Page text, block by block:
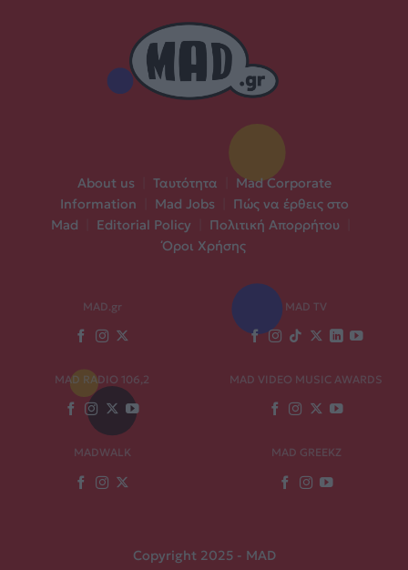
About us Ταυτότητα
Mad Corporate
Information
Mad Jobs
Πώς να έρθεις στο
Mad
Editorial Policy Πολιτική Απορρήτου
Όροι Χρήσης
MAD.gr MAD TV
MAD RADIO 106,2 MAD VIDEO MUSIC AWARDS
MADWALK MAD GREEKZ
Copyright 2025 - MAD